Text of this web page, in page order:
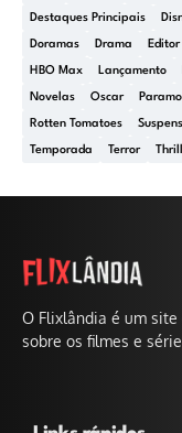
Destaques Principais
Doramas Drama Editor
HBO Max Lançamento
Novelas Oscar
Rotten Tomatoes
Temporada Terror
O Flixlândia é um
sobre os filmes e